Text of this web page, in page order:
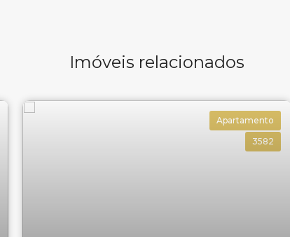
Imóveis relacionados
Apartamento
3582